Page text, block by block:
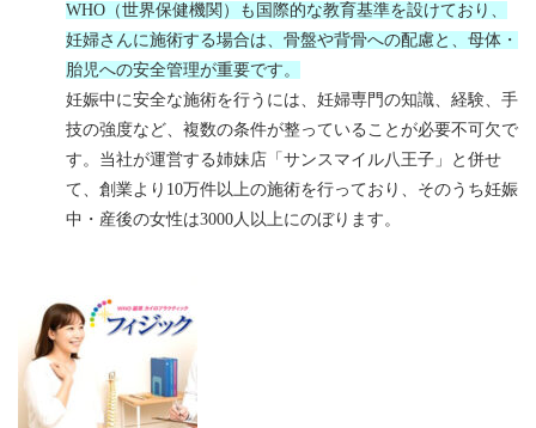
WHO （世界保健機関）も国際的な教育基準を設けており、
妊婦さんに施術する場合は、骨盤や背骨への配慮と、母体・
胎児への安全管理が重要です。
妊娠中に安全な施術を行うには、妊婦専門の知識、経験、手
技の強度など、複数の条件が整っていることが必要不可欠で
す。当社が運営する姉妹店「サンスマイル八王子」と併せ
て、創業より 10万件以上の施術を行っており、そのうち妊娠
中・産後の女性は3000人以上にのぼります。